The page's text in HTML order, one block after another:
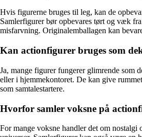
Hvis figurerne bruges til leg, kan de
Samlerfigurer bør opbevares tørt og væk
misfarvning. Originalemballagen kan
Kan actionfigurer bruges som
Ja, mange figurer fungerer glimrende som
eller i hjemmekontoret. De kan give
som samtalestartere.
Hvorfor samler voksne på
For mange voksne handler det om nostalgi